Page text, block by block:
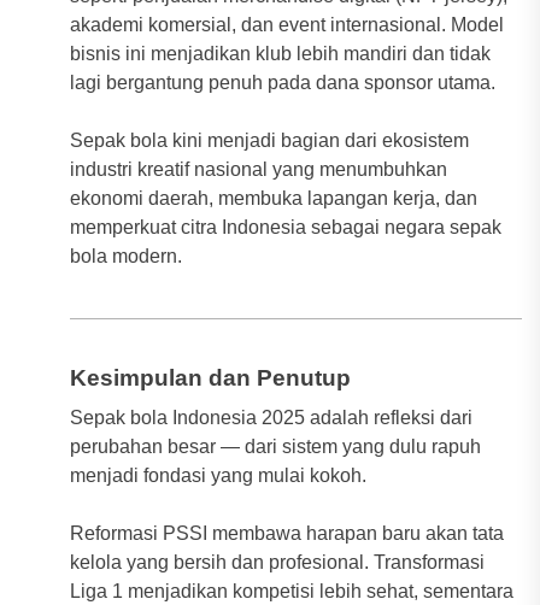
akademi komersial, dan event internasional. Model
bisnis ini menjadikan klub lebih mandiri dan tidak
lagi bergantung penuh pada dana sponsor utama.
Sepak bola kini menjadi bagian dari ekosistem
industri kreatif nasional yang menumbuhkan
ekonomi daerah, membuka lapangan kerja, dan
memperkuat citra Indonesia sebagai negara sepak
bola modern.
Kesimpulan dan Penutup
Sepak bola Indonesia 2025 adalah refleksi dari
perubahan besar — dari sistem yang dulu rapuh
menjadi fondasi yang mulai kokoh.
Reformasi PSSI membawa harapan baru akan tata
kelola yang bersih dan profesional. Transformasi
Liga 1 menjadikan kompetisi lebih sehat, sementara